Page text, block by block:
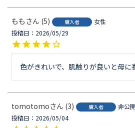
もも 5 購入者
女性
投稿日
2026/05/29
tomotomo 3 購入者
非公
投稿日
2026/05/04